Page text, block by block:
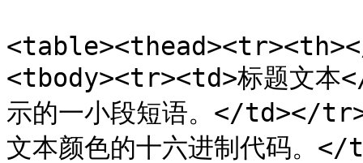
<tbody><tr><td>标题文本
示的一小段短语。</td></
文本颜色的十六进制代码